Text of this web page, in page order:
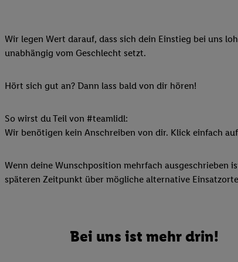
Wir legen Wert darauf, dass sich dein Einstieg bei uns
unabhängig vom Geschlecht setzt.
Hört sich gut an? Dann lass bald von dir hören!
So wirst du Teil von #teamlidl:
Wir benötigen kein Anschreiben von dir. Klick einfach
Wenn deine Wunschposition mehrfach ausgeschrieben
späteren Zeitpunkt über mögliche alternative
Bei uns ist mehr drin!
Zudem
Adresse und
können Ihre
(„consenthub“)
Marketing“ am
sämtlicher